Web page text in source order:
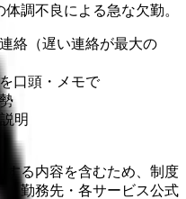
調不良による急な欠勤。
絡（遅い連絡が最大の
口頭・メモで
明
する内容を含むため、制度
勤務先・各サービス公式